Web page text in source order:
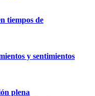
tiempos de
y sentimientos
plena